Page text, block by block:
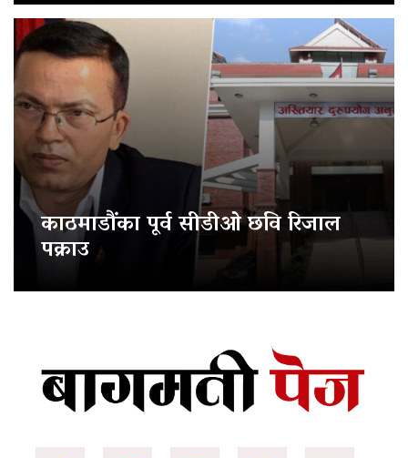
काठमाडौंका पूर्व सीडीओ छवि रिजाल
पक्राउ